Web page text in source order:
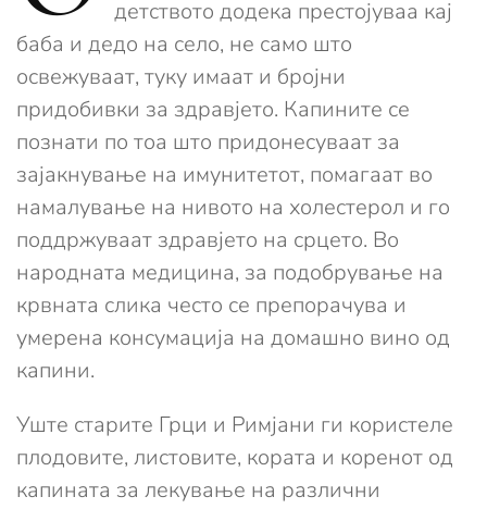
детството додека престојуваа кај
баба и дедо на село, не само што
освежуваат, туку имаат и бројни
придобивки за здравјето. Капините се
познати по тоа што придонесуваат за
зајакнување на имунитетот, помагаат во
намалување на нивото на холестерол и го
поддржуваат здравјето на срцето. Во
народната медицина, за подобрување на
крвната слика често се препорачува и
умерена консумација на домашно вино од
капини.
Уште старите Грци и Римјани ги користеле
плодовите, листовите, кората и коренот од
капината за лекување на различни